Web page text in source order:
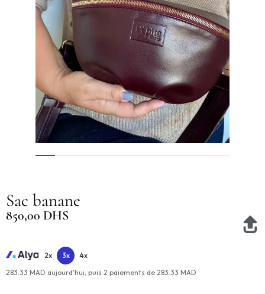
Sac banane
850,00 DHS
2x 3x
4x
283.33 MAD aujourd'hui, puis 2 paiements de 283.33 MAD